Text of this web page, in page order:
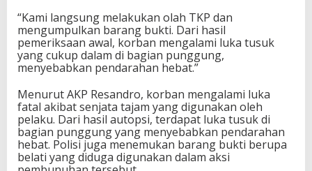
“Kami langsung melakukan olah TKP dan
mengumpulkan barang bukti. Dari hasil
pemeriksaan awal, korban mengalami luka tusuk
yang cukup dalam di bagian punggung,
menyebabkan pendarahan hebat.”
Menurut AKP Resandro, korban mengalami luka
fatal akibat senjata tajam yang digunakan oleh
pelaku. Dari hasil autopsi, terdapat luka tusuk di
bagian punggung yang menyebabkan pendarahan
hebat. Polisi juga menemukan barang bukti berupa
belati yang diduga digunakan dalam aksi